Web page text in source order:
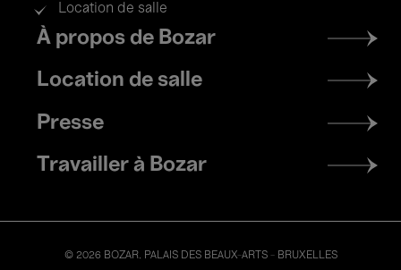
Location de salle
Footer
menu
À propos de Bozar
Location de salle
Presse
Travailler à Bozar
© 2026 BOZAR. PALAIS DES BEAUX-ARTS - BRUXELLES